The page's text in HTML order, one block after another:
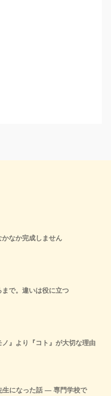
なか完成しません
で。違いは役に立つ
』より『コト』が大切な理由
生になった話 ― 専門学校で